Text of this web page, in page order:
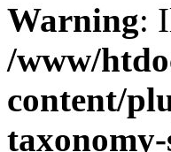
Warning:
/www/
content/